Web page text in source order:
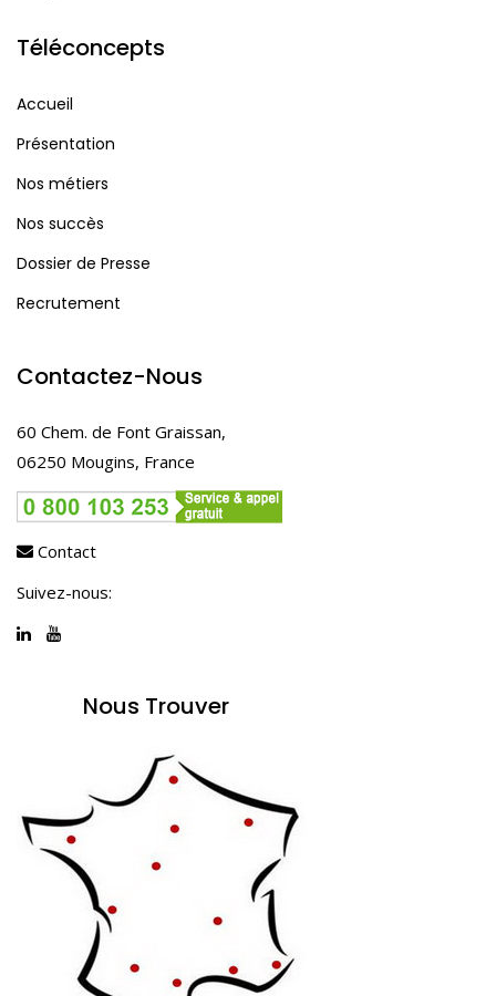
Téléconcepts
Accueil
Présentation
Nos métiers
Nos succès
Dossier de Presse
Recrutement
Contactez-Nous
60 Chem. de Font Graissan,
06250 Mougins, France
Contact
Suivez-nous:
Nous Trouver